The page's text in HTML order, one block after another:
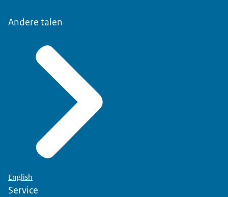
Andere talen
English
Service